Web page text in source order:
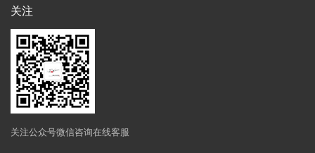
关注
关注公众号微信咨询在线客服